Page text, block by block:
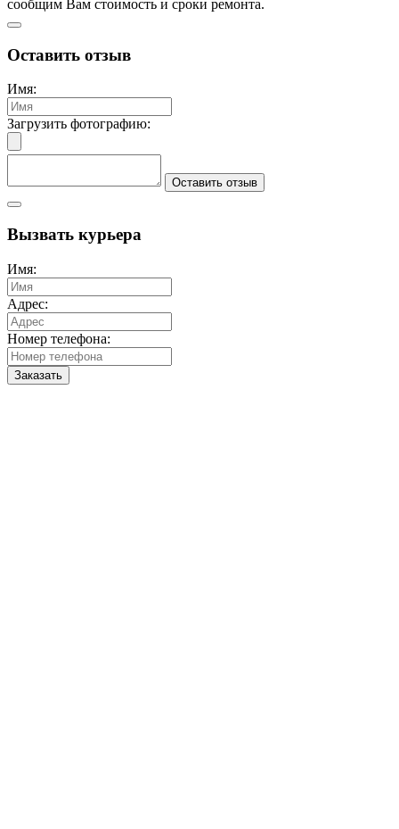
сообщим Вам стоимость и сроки ремонта.
Оставить отзыв
Имя:
Загрузить фотографию:
Оставить отзыв
Вызвать курьера
Имя:
Адрес:
Номер телефона:
Заказать